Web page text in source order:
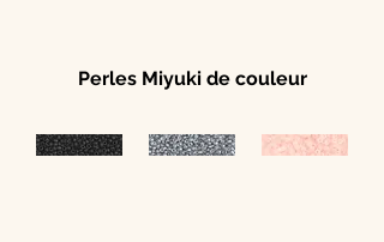
Perles Miyuki de couleur